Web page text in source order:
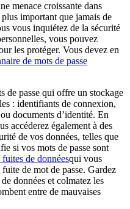
menace croissante dans
important que jamais de
vous inquiétez de la sécurité
vous pouvez
les protéger. Vous devez en
de mots de passe
de passe qui offre un stockage
: identifiants de connexion,
documents d’identité. En
accéderez également à des
de vos données, telles que
si vos mots de passe sont
de donnéesqui vous
de mot de passe. Gardez
données et colmatez les
entre de mauvaises